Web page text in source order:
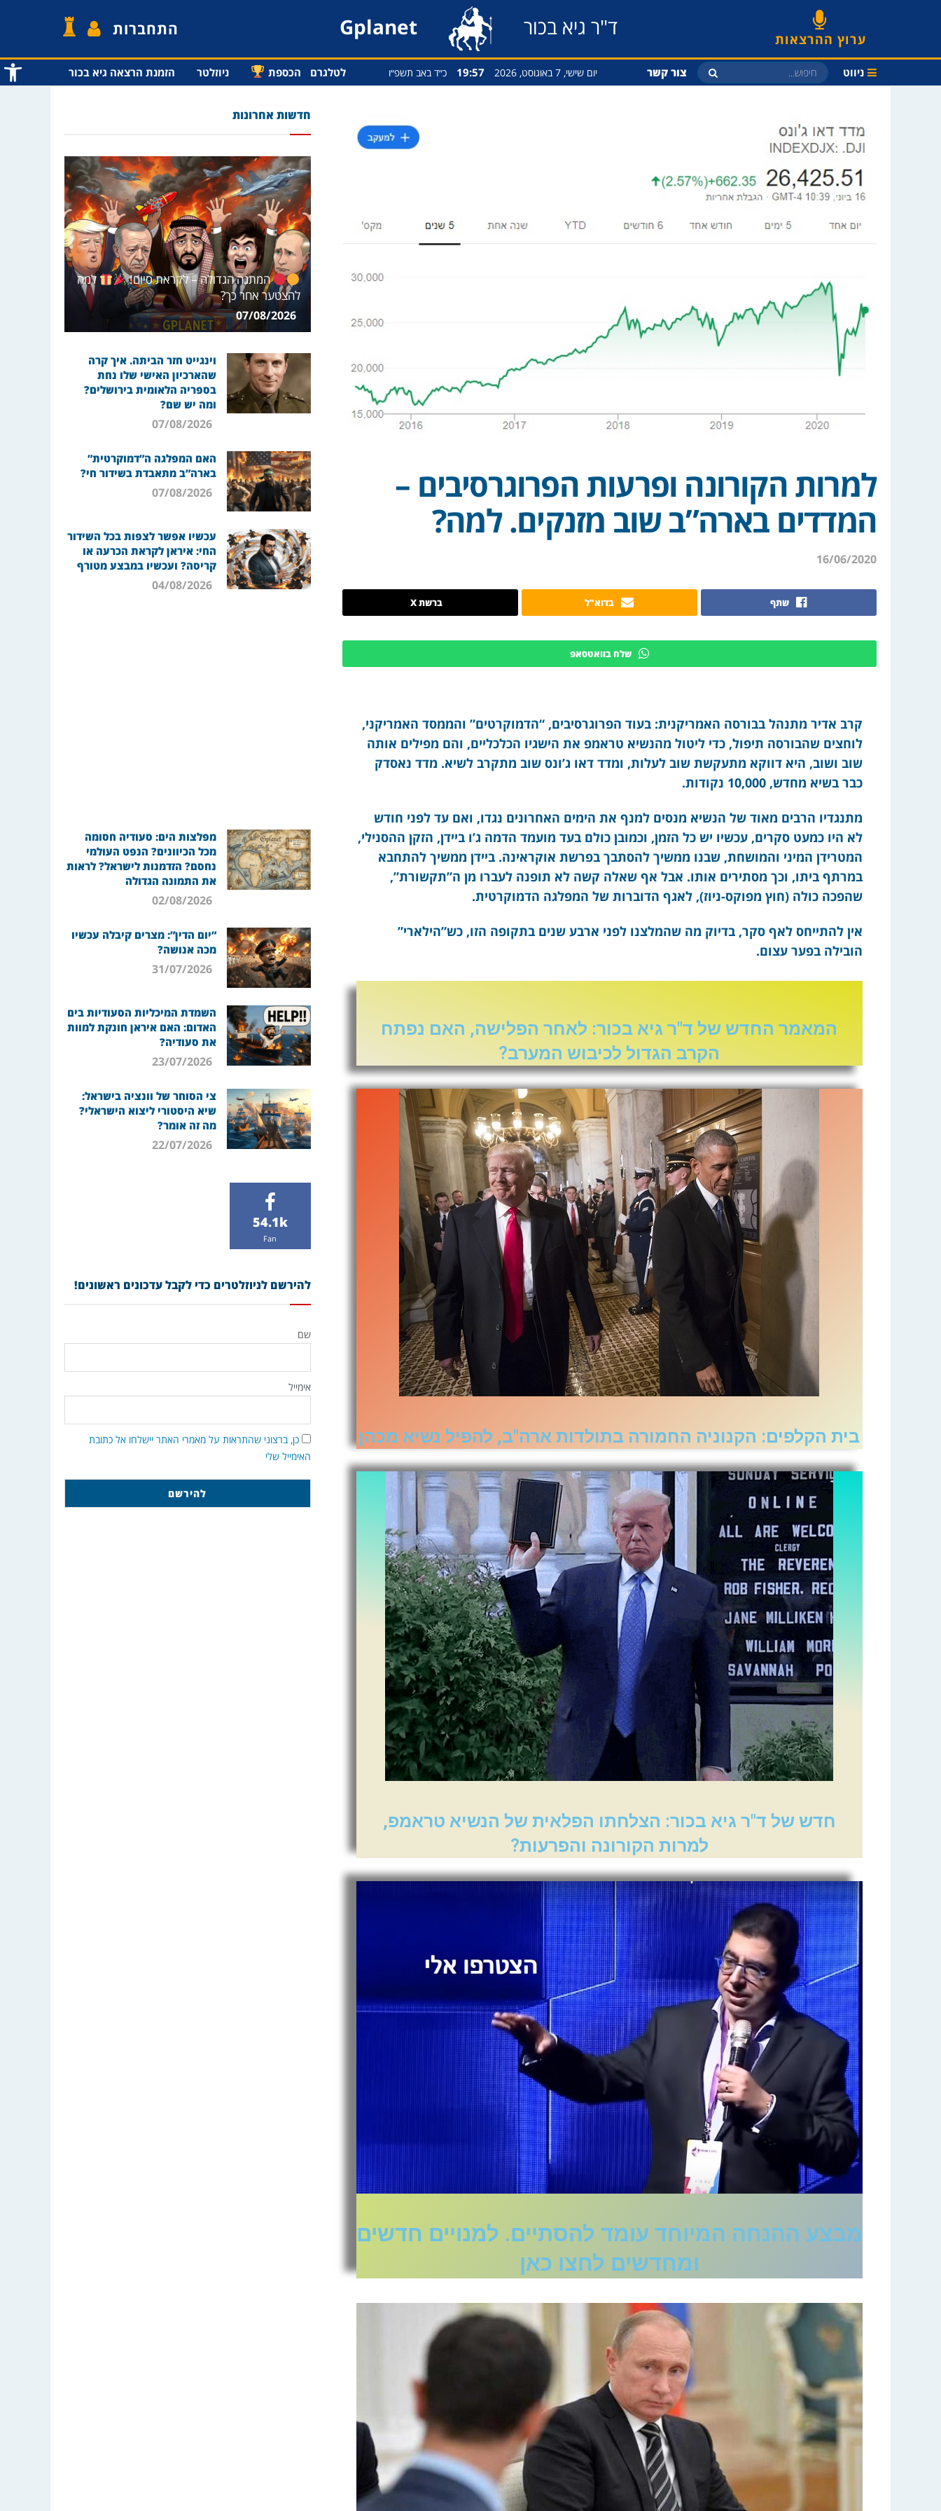
פתח
ערוץ ההרצאות ד"ר גיא בכור Gplanet התחברות
ניווט צור קשר יום שישי, 7 באוגוסט, 2026 19:57 כ״ד באב תשפ״ו לטלגרם הכספת ניוזלטר הזמנת הרצאה גיא בכור
למרות הקורונה ופרעות הפרוגרסיבים –
המדדים בארה”ב שוב מזנקים. למה?
16/06/2020
שתף בדוא"ל ברשת X
שלח בוואטסאפ
קרב אדיר מתנהל בבורסה האמריקנית: בעוד הפרוגרסיבים, “הדמוקרטים” והממסד האמריקני,
לוחצים שהבורסה תיפול, כדי ליטול מהנשיא טראמפ את הישגיו הכלכליים, והם מפילים אותה
שוב ושוב, היא דווקא מתעקשת שוב לעלות, ומדד דאו ג’ונס שוב מתקרב לשיא. מדד נאסדק
כבר בשיא מחדש, 10,000 נקודות.
מתנגדיו הרבים מאוד של הנשיא מנסים למנף את הימים האחרונים נגדו, ואם עד לפני חודש
לא היו כמעט סקרים, עכשיו יש כל הזמן, וכמובן כולם בעד מועמד הדמה ג’ו ביידן, הזקן ההסנילי,
המטרידן המיני והמושחת, שבנו ממשיך להסתבך בפרשת אוקראינה. ביידן ממשיך להתחבא
במרתף ביתו, וכך מסתירים אותו. אבל אף שאלה קשה לא תופנה לעברו מן ה”תקשורת”,
שהפכה כולה (חוץ מפוקס-ניוז), לאגף הדוברות של המפלגה הדמוקרטית.
אין להתייחס לאף סקר, בדיוק מה שהמלצנו לפני ארבע שנים בתקופה הזו, כש”הילארי”
הובילה בפער עצום.
המאמר החדש של ד"ר גיא בכור: לאחר הפלישה, האם נפתח
הקרב הגדול לכיבוש המערב?
בית הקלפים: הקנוניה החמורה בתולדות ארה"ב, להפיל נשיא מכהן
חדש של ד"ר גיא בכור: הצלחתו הפלאית של הנשיא טראמפ,
למרות הקורונה והפרעות?
מבצע ההנחה המיוחד עומד להסתיים. למנויים חדשים
ומחדשים לחצו כאן
חדשות אחרונות
המתנה הגדולה – לקראת סיום!
למה
להצטער אחר כך?
07/08/2026
וינגייט חזר הביתה. איך קרה
שהארכיון האישי שלו נחת
בספריה הלאומית בירושלים?
ומה יש שם?
07/08/2026
האם המפלגה ה”דמוקרטית”
בארה”ב מתאבדת בשידור חי?
07/08/2026
עכשיו אפשר לצפות בכל השידור
החי: איראן לקראת הכרעה או
קריסה? ועכשיו במבצע מטורף
04/08/2026
מפלצות הים: סעודיה חסומה
מכל הכיוונים? הנפט העולמי
נחסם? הזדמנות לישראל? לראות
את התמונה הגדולה
02/08/2026
“יום הדין”: מצרים קיבלה עכשיו
מכה אנושה?
31/07/2026
השמדת המיכליות הסעודיות בים
האדום: האם איראן חונקת למוות
את סעודיה?
23/07/2026
צי הסוחר של וונציה בישראל:
שיא היסטורי ליצוא הישראלי?
מה זה אומר?
22/07/2026
54.1k
Fan
להירשם לניוזלטרים כדי לקבל עדכונים ראשונים!
שם
אימייל
כן, ברצוני שהתראות על מאמרי האתר יישלחו אל כתובת
האימייל שלי